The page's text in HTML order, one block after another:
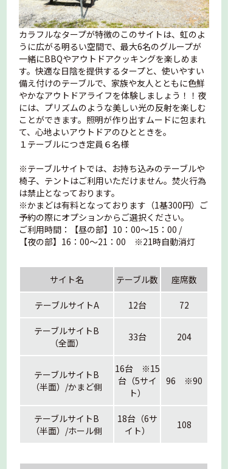
カラフルなタープが特徴のこのサイトは、虹のよ
うに広がる明るい空間で、最大6名のグループが
一緒にBBQやアウトドアクッキングを楽しめま
す。快適な日陰を提供するタープと、使いやすい
備え付けのテーブルで、家族や友人とともに色鮮
やかなアウトドアライフを体験しましょう！！夜
には、プリズムのような美しい光の反射を楽しむ
ことができます。照明が作り出すムードに包まれ
て、心地よいアウトドアのひとときを。
１テーブルにつき定員６名様
※テーブルサイトでは、お持ち込みのテーブルや
椅子、テントはご利用いただけません。焚火行為
は禁止となっております。
※かまどは有料となっております（1基300円）ご
予約の際にオプションからご選択ください。
ご利用時間：【昼の部】10：00～15：00 /
【夜の部】16：00～21：00 ※21時自動消灯
サイト名 テーブル数 座席数
テーブルサイトA 12台 72
テーブルサイトB
（全面）
33台 204
テーブルサイトB
（半面）/かまど側
16台 ※15
台（5サイ
ト）
96 ※90
テーブルサイトB
（半面）/ホール側
18台（6サ
イト）
108